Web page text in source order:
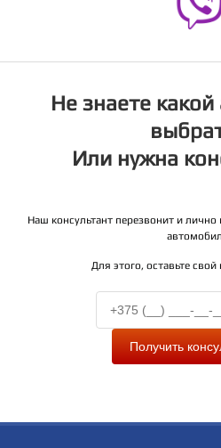
Не знаете
Или нужна
Наш консультант перезвонит и
Для этого, оставьте